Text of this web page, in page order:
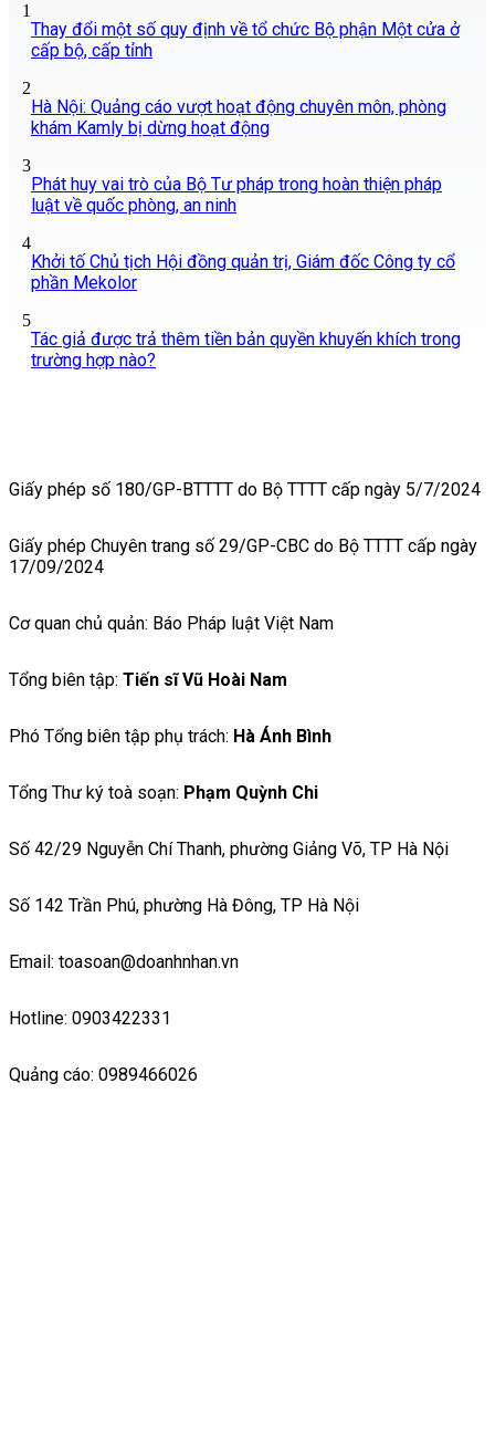
1
Thay đổi một số quy định về tổ chức Bộ phận Một cửa ở
cấp bộ, cấp tỉnh
2
Hà Nội: Quảng cáo vượt hoạt động chuyên môn, phòng
khám Kamly bị dừng hoạt động
3
Phát huy vai trò của Bộ Tư pháp trong hoàn thiện pháp
luật về quốc phòng, an ninh
4
Khởi tố Chủ tịch Hội đồng quản trị, Giám đốc Công ty cổ
phần Mekolor
5
Tác giả được trả thêm tiền bản quyền khuyến khích trong
trường hợp nào?
Giấy phép số 180/GP-BTTTT do Bộ TTTT cấp ngày 5/7/2024
Giấy phép Chuyên trang số 29/GP-CBC do Bộ TTTT cấp ngày
17/09/2024
Cơ quan chủ quản: Báo Pháp luật Việt Nam
Tổng biên tập: Tiến sĩ Vũ Hoài Nam
Phó Tổng biên tập phụ trách: Hà Ánh Bình
Tổng Thư ký toà soạn: Phạm Quỳnh Chi
Số 42/29 Nguyễn Chí Thanh, phường Giảng Võ, TP Hà Nội
Số 142 Trần Phú, phường Hà Đông, TP Hà Nội
Email: toasoan@doanhnhan.vn
Hotline: 0903422331
Quảng cáo: 0989466026